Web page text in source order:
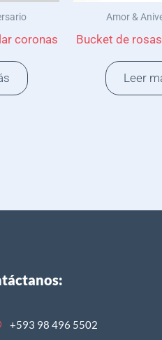
coronas
Amor &
Bucket de
Leer
+593 98 496 5502